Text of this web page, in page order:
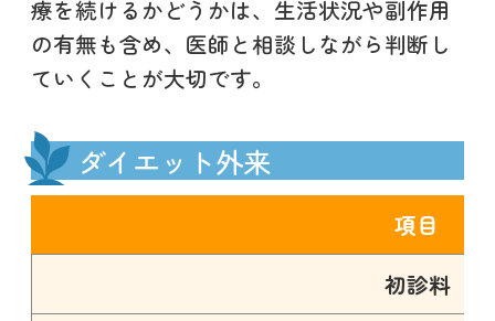
療を続けるかどうかは、生活状況や副作用
の有無も含め、医師と相談しながら判断し
ていくことが大切です。
ダイエット外来
項目
初診料